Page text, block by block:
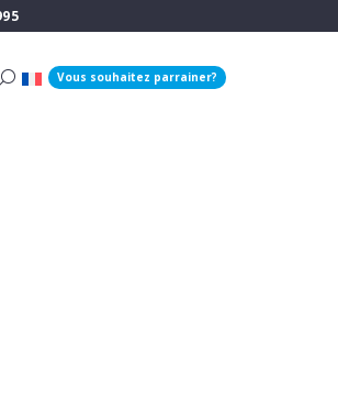
Vous souhaitez parrainer?